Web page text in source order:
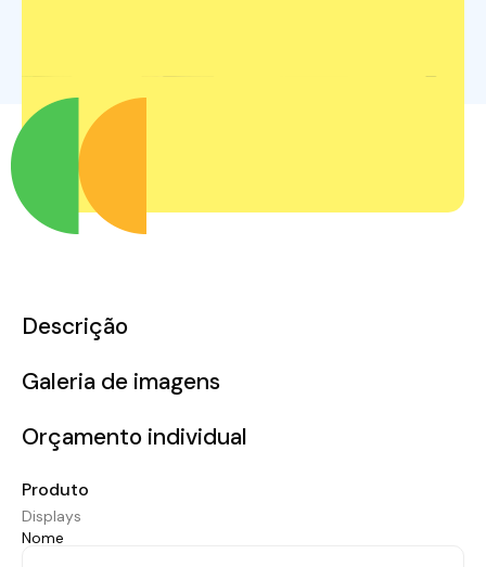
Descrição
Galeria de imagens
Orçamento individual
Produto
Displays
Nome